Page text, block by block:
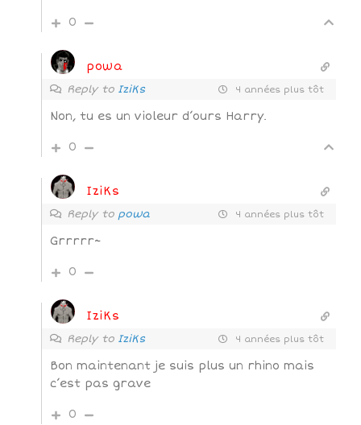
0
powa
Reply to IziKs 4 années plus tôt
Non, tu es un violeur d’ours Harry.
0
IziKs
Reply to powa 4 années plus tôt
Grrrrr~
0
IziKs
Reply to IziKs 4 années plus tôt
Bon maintenant je suis plus un rhino mais
c’est pas grave
0